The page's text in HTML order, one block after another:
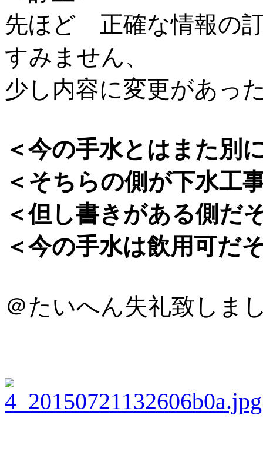
先ほど 正確な情報の
すみません、
少し内容に変更があっ
＜今の手水とはまた別
＜そちらの側が下水工
＜但し書きがある側だ
＜今の手水は飲用可だ
＠たいへん失礼致しま